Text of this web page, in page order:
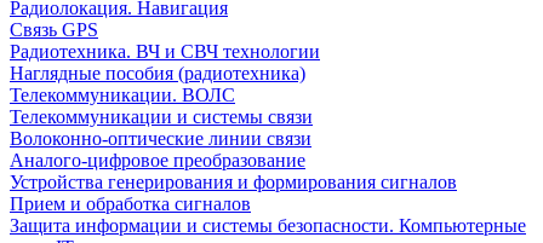
Радиолокация. Навигация
Связь GPS
Радиотехника. ВЧ и СВЧ технологии
Наглядные пособия (радиотехника)
Телекоммуникации. ВОЛС
Телекоммуникации и системы связи
Волоконно-оптические линии связи
Аналого-цифровое преобразование
Устройства генерирования и формирования сигналов
Прием и обработка сигналов
Защита информации и системы безопасности. Компьютерные